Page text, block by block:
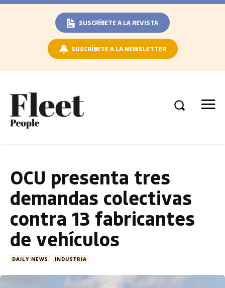
SUSCRÍBETE A LA REVISTA
SUSCRÍBETE A LA NEWSLETTER
OCU presenta tres
demandas colectivas
contra 13 fabricantes
de vehículos
DAILY NEWS INDUSTRIA